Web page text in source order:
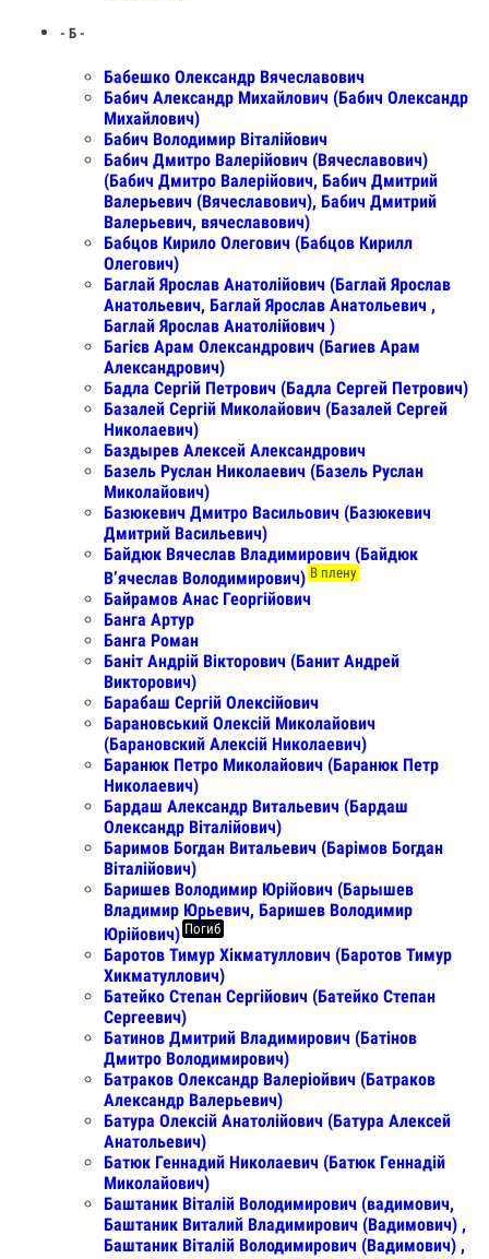
- Б -
Бабешко Олександр Вячеславович
Бабич Александр Михайлович (Бабич Олександр
Михайлович)
Бабич Володимир Віталійович
Бабич Дмитро Валерійович (Вячеславович)
(Бабич Дмитро Валерійович, Бабич Дмитрий
Валерьевич (Вячеславович), Бабич Дмитрий
Валерьевич, вячеславович)
Бабцов Кирило Олегович (Бабцов Кирилл
Олегович)
Баглай Ярослав Анатолійович (Баглай Ярослав
Анатольевич, Баглай Ярослав Анатольевич ,
Баглай Ярослав Анатолійович )
Багієв Арам Олександрович (Багиев Арам
Александрович)
Бадла Сергій Петрович (Бадла Сергей Петрович)
Базалей Сергій Миколайович (Базалей Сергей
Николаевич)
Баздырев Алексей Александрович
Базель Руслан Николаевич (Базель Руслан
Миколайович)
Базюкевич Дмитро Васильович (Базюкевич
Дмитрий Васильевич)
Байдюк Вячеслав Владимирович (Байдюк
Вʼячеслав Володимирович) В плену
Байрамов Анас Георгійович
Банга Артур
Банга Роман
Баніт Андрій Вікторович (Банит Андрей
Викторович)
Барабаш Сергій Олексійович
Барановський Олексій Миколайович
(Барановский Алексій Николаевич)
Баранюк Петро Миколайович (Баранюк Петр
Николаевич)
Бардаш Александр Витальевич (Бардаш
Олександр Віталійович)
Баримов Богдан Витальевич (Барімов Богдан
Віталійович)
Баришев Володимир Юрійович (Барышев
Владимир Юрьевич, Баришев Володимир
Юрійович) Погиб
Баротов Тимур Хікматуллович (Баротов Тимур
Хикматуллович)
Батейко Степан Сергійович (Батейко Степан
Сергеевич)
Батинов Дмитрий Владимирович (Батінов
Дмитро Володимирович)
Батраков Олександр Валеріойвич (Батраков
Александр Валерьевич)
Батура Олексій Анатолійович (Батура Алексей
Анатольевич)
Батюк Геннадий Николаевич (Батюк Геннадій
Миколайович)
Баштаник Віталій Володимирович (вадимович,
Баштаник Виталий Владимирович (Вадимович) ,
Баштаник Віталій Володимирович (Вадимович) ,